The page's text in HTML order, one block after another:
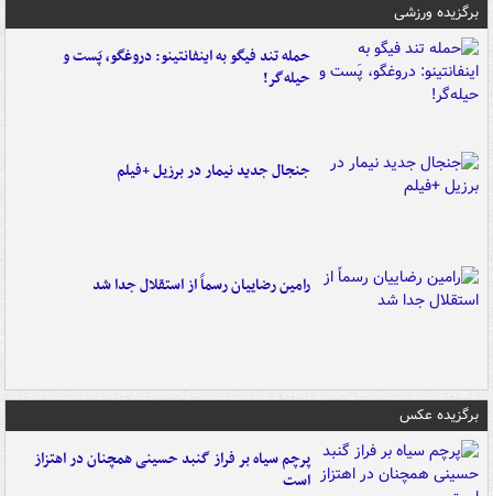
برگزیده ورزشی
حمله تند فیگو به اینفانتینو: دروغگو، پَست‌ و
حیله‌گر!
جنجال جدید نیمار در برزیل +فیلم
رامین رضاییان رسماً از استقلال جدا شد
برگزیده عکس
پرچم سیاه بر فراز گنبد حسینی همچنان در اهتزاز
است